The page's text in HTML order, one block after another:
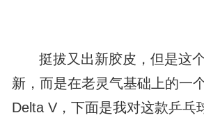
挺拔又出新胶皮，但是这
新，而是在老灵气基础上的一
Delta V，下面是我对这款乒乓